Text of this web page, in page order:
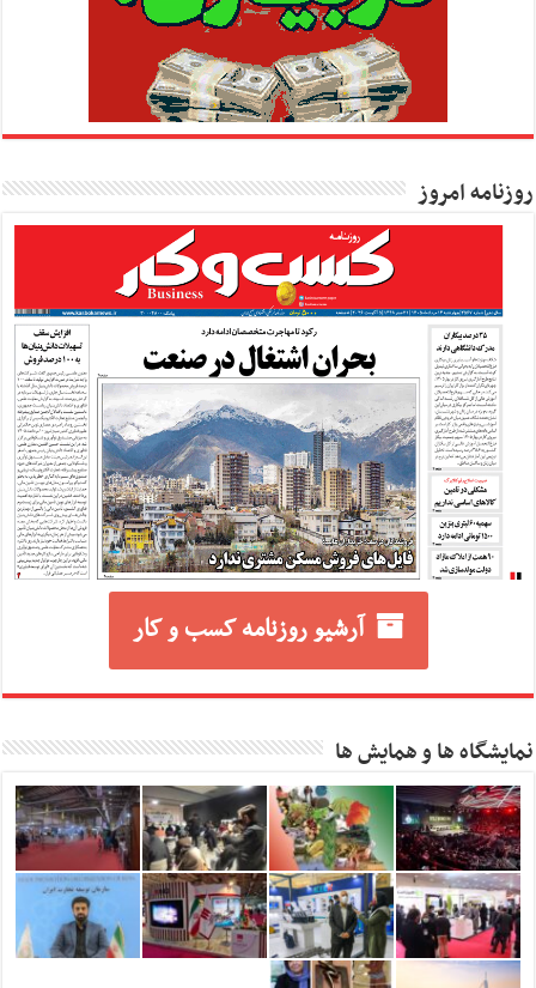
روزنامه امروز
آرشیو روزنامه کسب و کار
نمایشگاه ها و همایش ها